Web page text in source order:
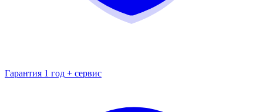
Гарантия 1 год + сервис